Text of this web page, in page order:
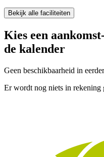
Bekijk alle faciliteiten
Kies een
de kalender
Geen beschikbaarheid in
Er wordt nog niets in rekening